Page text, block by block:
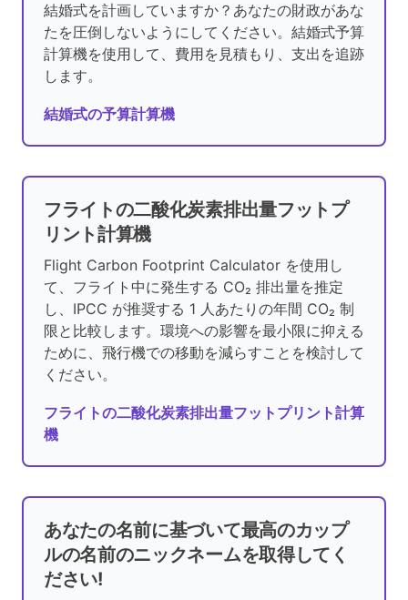
結婚式を計画していますか？あなたの財政があな
たを圧倒しないようにしてください。結婚式予算
計算機を使用して、費用を見積もり、支出を追跡
します。
結婚式の予算計算機
フライトの二酸化炭素排出量フットプ
リント計算機
Flight Carbon Footprint Calculator を使用し
て、フライト中に発生する CO₂ 排出量を推定
し、IPCC が推奨する 1 人あたりの年間 CO₂ 制
限と比較します。環境への影響を最小限に抑える
ために、飛行機での移動を減らすことを検討して
ください。
フライトの二酸化炭素排出量フットプリント計算
機
あなたの名前に基づいて最高のカップ
ルの名前のニックネームを取得してく
ださい!